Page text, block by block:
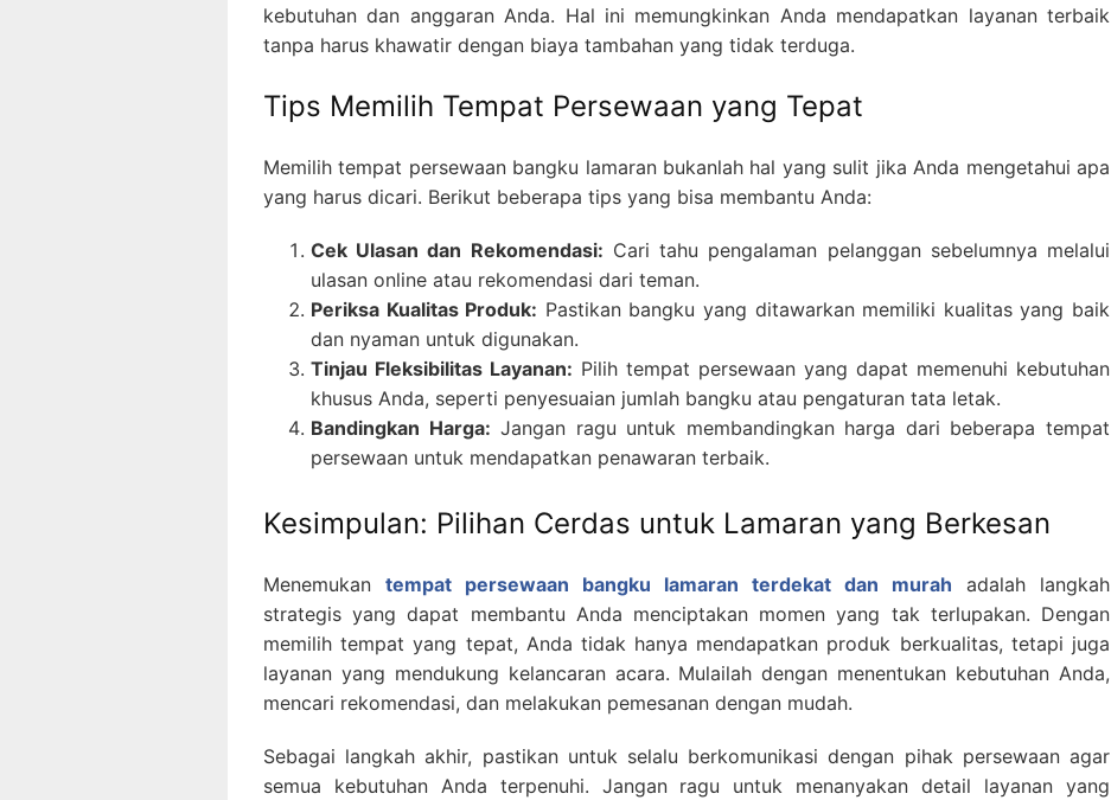
kebutuhan dan anggaran Anda. Hal ini memungkinkan Anda mendapatkan layanan terbaik
tanpa harus khawatir dengan biaya tambahan yang tidak terduga.
Tips Memilih Tempat Persewaan yang Tepat
Memilih tempat persewaan bangku lamaran bukanlah hal yang sulit jika Anda mengetahui apa
yang harus dicari. Berikut beberapa tips yang bisa membantu Anda:
Cek Ulasan dan Rekomendasi: Cari tahu pengalaman pelanggan sebelumnya melalui
ulasan online atau rekomendasi dari teman.
Periksa Kualitas Produk: Pastikan bangku yang ditawarkan memiliki kualitas yang baik
dan nyaman untuk digunakan.
Tinjau Fleksibilitas Layanan: Pilih tempat persewaan yang dapat memenuhi kebutuhan
khusus Anda, seperti penyesuaian jumlah bangku atau pengaturan tata letak.
Bandingkan Harga: Jangan ragu untuk membandingkan harga dari beberapa tempat
persewaan untuk mendapatkan penawaran terbaik.
Kesimpulan: Pilihan Cerdas untuk Lamaran yang Berkesan
Menemukan tempat persewaan bangku lamaran terdekat dan murah adalah langkah
strategis yang dapat membantu Anda menciptakan momen yang tak terlupakan. Dengan
memilih tempat yang tepat, Anda tidak hanya mendapatkan produk berkualitas, tetapi juga
layanan yang mendukung kelancaran acara. Mulailah dengan menentukan kebutuhan Anda,
mencari rekomendasi, dan melakukan pemesanan dengan mudah.
Sebagai langkah akhir, pastikan untuk selalu berkomunikasi dengan pihak persewaan agar
semua kebutuhan Anda terpenuhi. Jangan ragu untuk menanyakan detail layanan yang